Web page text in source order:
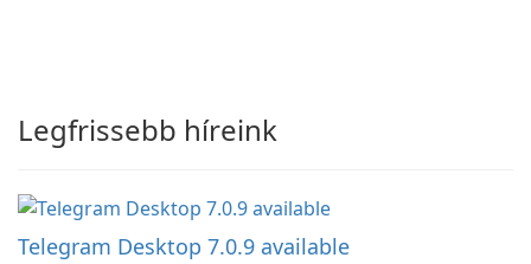
Legfrissebb híreink
Telegram Desktop 7.0.9 available